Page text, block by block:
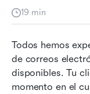
19 min
Todos hemos
de correos
disponibles. Tu
momento en el
Qué buscar
Gestión e
Comparativa
para